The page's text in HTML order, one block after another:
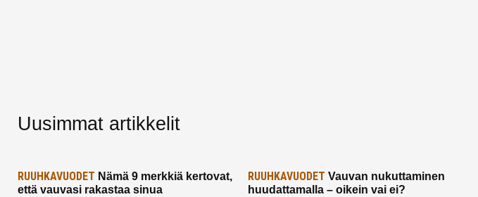
Uusimmat artikkelit
RUUHKAVUODET Nämä 9 merkkiä kertovat,
että vauvasi rakastaa sinua
RUUHKAVUODET Vauvan nukuttaminen
huudattamalla – oikein vai ei?